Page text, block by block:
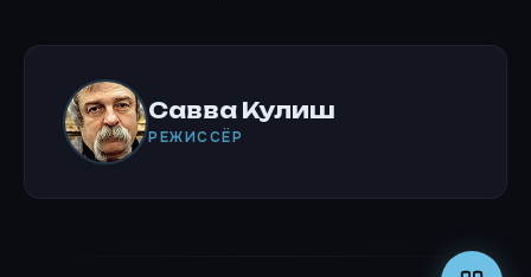
Савва Кулиш
РЕЖИССЁР